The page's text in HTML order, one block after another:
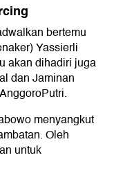
bertemu
Yassierli
akan dihadiri juga
dan Jaminan
menyangkut
Oleh
untuk